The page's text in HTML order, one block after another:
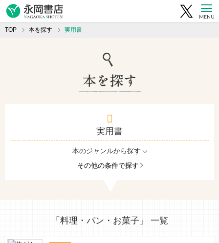
MENU
TOP 本を探す 実用書
実用書
本のジャンルから探す
その他の条件で探す
「料理・パン・お菓子」 一覧